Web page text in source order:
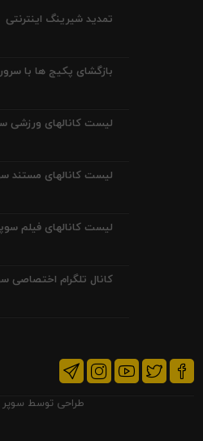
تمدید شیرینگ اینترنتی
بازگشای پکیج ها با
لیست کانالهای ورزشی
لیست کانالهای مستند
لیست کانالهای فیلم
کانال تلگرام اختصاصی
طراحی توسط